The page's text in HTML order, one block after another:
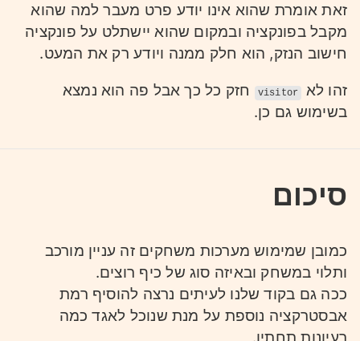
זאת אומרת שהוא אינו יודע פרט מעבר למה שהוא
מקבל בפונקציה ובמקום שהוא יישתלט על פונקציה
חישוב הנזק, הוא חלק ממנה ויודע רק את המעט.
זהו לא
visitor
חזק כל כך אבל פה הוא נמצא
בשימוש גם כן.
סיכום
כמובן שמימוש מערכות משחקים זה עניין מורכב
ותלוי במשחק ובאיזה סוג של כיף רוצים.
ככה גם בקוד שלנו לעיתים נרצה להוסיף רמת
אבסטרקציה נוספת על מנת שנוכל לאגד כמה